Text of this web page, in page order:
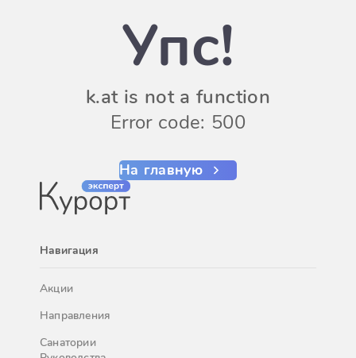
Упс!
k.at is not a function
Error code: 500
На главную
Навигация
Акции
Направления
Санатории